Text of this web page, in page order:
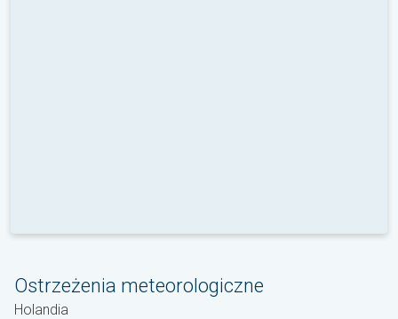
Ostrzeżenia meteorologiczne
Holandia